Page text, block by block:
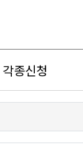
각종신청